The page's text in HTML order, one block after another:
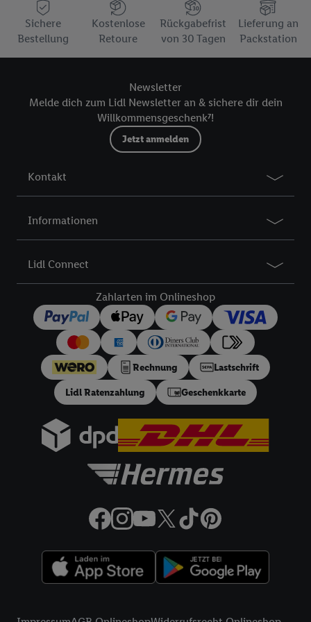
Sichere
Bestellung
Kostenlose
Retoure
Rückgabefrist
von 30 Tagen
Lieferung an
Packstation
Newsletter
Melde dich zum Lidl Newsletter an & sichere dir dein
Willkommensgeschenk⁷!
Jetzt anmelden
Kontakt
Informationen
Lidl Connect
Zahlarten im Onlineshop
Rechnung Lastschrift
Lidl Ratenzahlung Geschenkkarte